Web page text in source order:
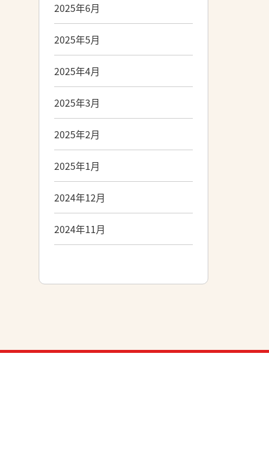
2025年6月
2025年5月
2025年4月
2025年3月
2025年2月
2025年1月
2024年12月
2024年11月